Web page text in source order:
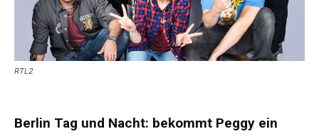
RTL2
Berlin Tag und Nacht: bekommt Peggy ein